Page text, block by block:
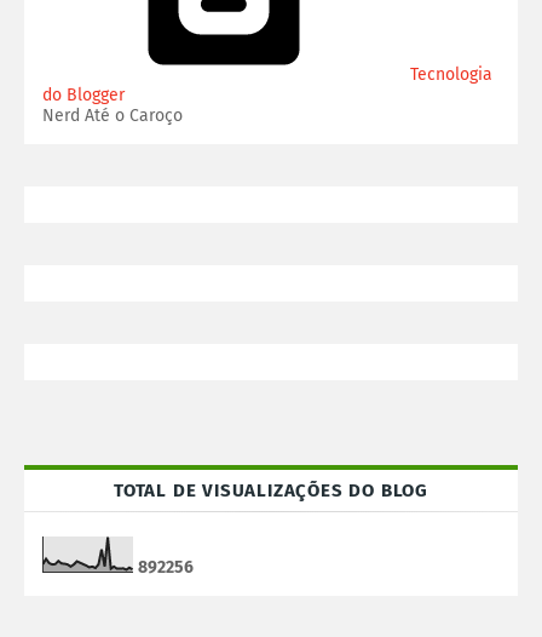
Tecnologia
do Blogger
Nerd Até o Caroço
TOTAL DE VISUALIZAÇÕES DO BLOG
892256